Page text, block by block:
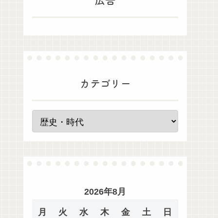
カテゴリー
2026年8月
月 火 水 木 金 土 日